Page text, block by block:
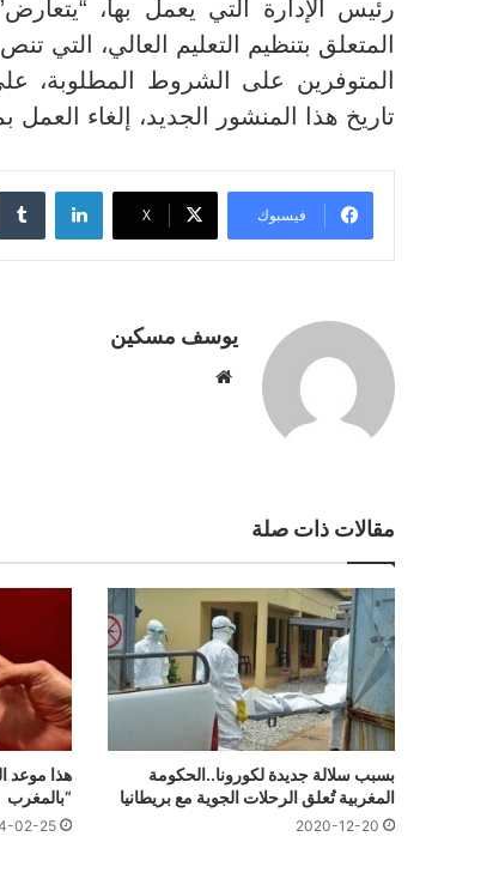
المتعلق بتنظيم التعليم العالي، التي
المتوفرين على الشروط المطلوبة،
تاريخ هذا المنشور الجديد، إلغاء العمل
فيسبوك ‫X
لينكدإن
يوسف مسكين
مقالات ذات صلة
بسبب سلالة جديدة لكورونا..الحكومة
المغربية تُعلق الرحلات الجوية مع بريطانيا
2020-12-20
هذا موعد
“بالمغرب
02-25